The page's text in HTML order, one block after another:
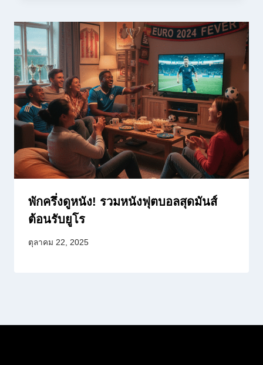
พักครึ่งดูหนัง! รวมหนังฟุตบอลสุดมันส์
ต้อนรับยูโร
ตุลาคม 22, 2025